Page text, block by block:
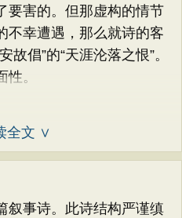
要害的。但那虚构的情节
不幸遭遇，那么就诗的客
倡”的“天涯沦落之恨”。
。
全文 ∨
事诗。此诗结构严谨缜